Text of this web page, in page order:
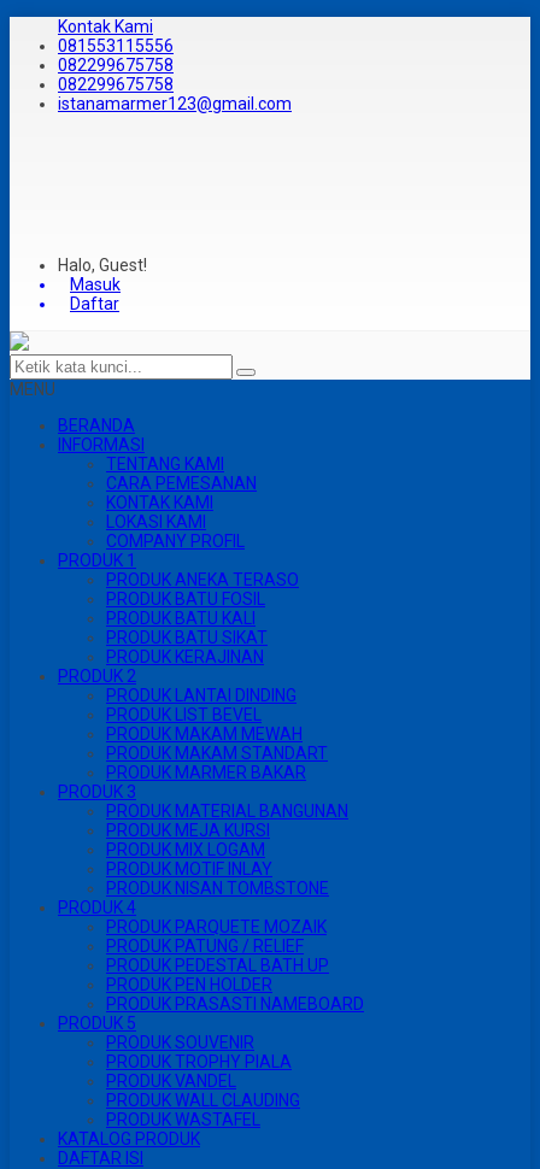
Kontak Kami
081553115556
082299675758
082299675758
istanamarmer123@gmail.com
Halo, Guest!
Masuk
Daftar
MENU
BERANDA
INFORMASI
TENTANG KAMI
CARA PEMESANAN
KONTAK KAMI
LOKASI KAMI
COMPANY PROFIL
PRODUK 1
PRODUK ANEKA TERASO
PRODUK BATU FOSIL
PRODUK BATU KALI
PRODUK BATU SIKAT
PRODUK KERAJINAN
PRODUK 2
PRODUK LANTAI DINDING
PRODUK LIST BEVEL
PRODUK MAKAM MEWAH
PRODUK MAKAM STANDART
PRODUK MARMER BAKAR
PRODUK 3
PRODUK MATERIAL BANGUNAN
PRODUK MEJA KURSI
PRODUK MIX LOGAM
PRODUK MOTIF INLAY
PRODUK NISAN TOMBSTONE
PRODUK 4
PRODUK PARQUETE MOZAIK
PRODUK PATUNG / RELIEF
PRODUK PEDESTAL BATH UP
PRODUK PEN HOLDER
PRODUK PRASASTI NAMEBOARD
PRODUK 5
PRODUK SOUVENIR
PRODUK TROPHY PIALA
PRODUK VANDEL
PRODUK WALL CLAUDING
PRODUK WASTAFEL
KATALOG PRODUK
DAFTAR ISI